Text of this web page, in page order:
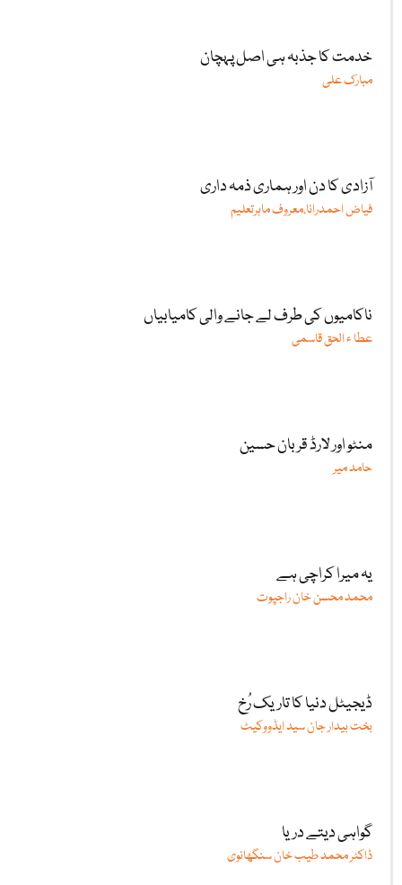
خدمت کا جذبہ ہی اصل پہچان
مبارک علی
آزادی کا دن اور ہماری ذمہ داری
فیاض احمدرانا،معروف ماہرتعلیم
ناکامیوں کی طرف لے جانے والی کامیابیاں
عطا ء الحق قاسمی
منٹو اور لارڈ قربان حسین
حامد میر
یہ میرا کراچی ہے
محمد محسن خان راجپوت
ڈیجیٹل دنیا کا تاریک رُخ
بخت بیدار جان سید ایڈووکیٹ
گواہی دیتے دریا
ڈاکٹر محمد طیب خان سنگھانوی